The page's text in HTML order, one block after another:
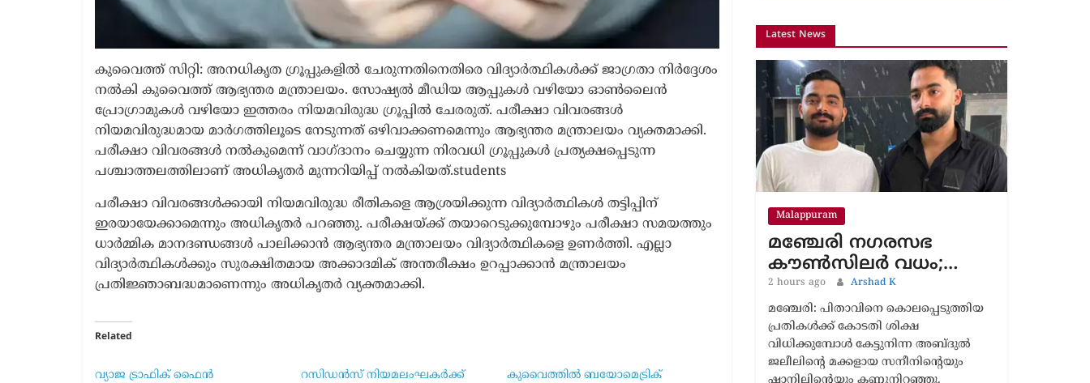
കുവൈത്ത് സിറ്റി: അനധികൃത ഗ്രൂപ്പുകളിൽ ചേരുന്നതിനെതിരെ വിദ്യാർത്ഥികൾക്ക് ജാഗ്രതാ നിർദ്ദേശം
നൽകി കുവൈത്ത് ആഭ്യന്തര മന്ത്രാലയം. സോഷ്യൽ മീഡിയ ആപ്പുകൾ വഴിയോ ഓൺലൈൻ
പ്രോഗ്രാമുകൾ വഴിയോ ഇത്തരം നിയമവിരുദ്ധ ഗ്രൂപ്പിൽ ചേരരുത്. പരീക്ഷാ വിവരങ്ങൾ
നിയമവിരുദ്ധമായ മാർഗത്തിലൂടെ നേടുന്നത് ഒഴിവാക്കണമെന്നും ആഭ്യന്തര മന്ത്രാലയം വ്യക്തമാക്കി.
പരീക്ഷാ വിവരങ്ങൾ നൽകുമെന്ന് വാഗ്ദാനം ചെയ്യുന്ന നിരവധി ഗ്രൂപ്പുകൾ പ്രത്യക്ഷപ്പെടുന്ന
പശ്ചാത്തലത്തിലാണ് അധികൃതർ മുന്നറിയിപ്പ് നൽകിയത്.students
പരീക്ഷാ വിവരങ്ങൾക്കായി നിയമവിരുദ്ധ രീതികളെ ആശ്രയിക്കുന്ന വിദ്യാർത്ഥികൾ തട്ടിപ്പിന്
ഇരയായേക്കാമെന്നും അധികൃതർ പറഞ്ഞു. പരീക്ഷയ്ക്ക് തയാറെടുക്കുമ്പോഴും പരീക്ഷാ സമയത്തും
ധാർമ്മിക മാനദണ്ഡങ്ങൾ പാലിക്കാൻ ആഭ്യന്തര മന്ത്രാലയം വിദ്യാർത്ഥികളെ ഉണർത്തി. എല്ലാ
വിദ്യാർത്ഥികൾക്കും സുരക്ഷിതമായ അക്കാദമിക് അന്തരീക്ഷം ഉറപ്പാക്കാൻ മന്ത്രാലയം
പ്രതിജ്ഞാബദ്ധമാണെന്നും അധികൃതർ വ്യക്തമാക്കി.
Related
വ്യാജ ട്രാഫിക് ഫൈൻ
റസിഡൻസ് നിയമലംഘകർക്ക്
കുവൈത്തിൽ ബയോമെട്രിക്
Malappuram
മഞ്ചേരി നഗരസഭ
കൗൺസിലർ വധം;…
2 hours ago
മഞ്ചേരി: പിതാവിനെ കൊലപ്പെടുത്തിയ
പ്രതികൾക്ക് കോടതി ശിക്ഷ
വിധിക്കുമ്പോൾ കേട്ടുനിന്ന അബ്ദുൽ
ഷാനിലിന്റെയും കണ്ണുനിറഞ്ഞു.
‘ഞങ്ങൾക്ക് പോകാനുള്ളത് പോയില്ലേ,
എന്ത് ശിക്ഷ ലഭിച്ചിട്ടെന്താ..’